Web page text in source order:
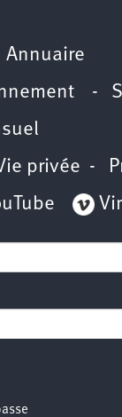
Annuaire
-
privée -